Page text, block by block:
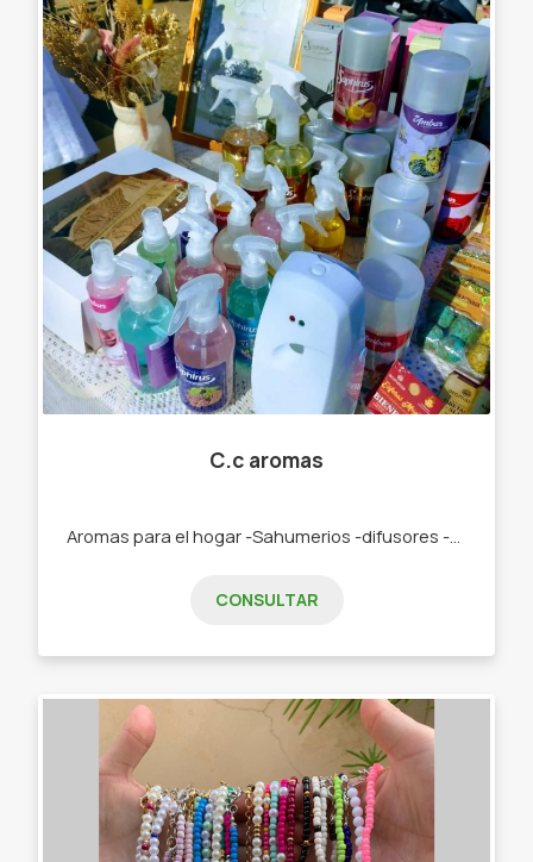
C.c aromas
CONSULTAR